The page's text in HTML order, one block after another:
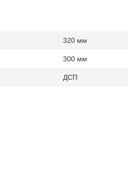
320 мм
300 мм
ДСП